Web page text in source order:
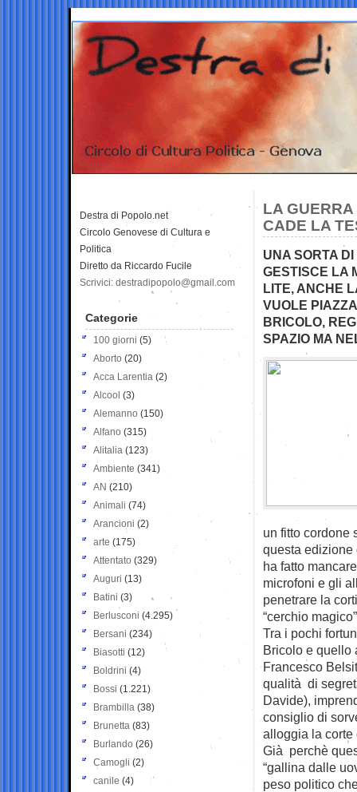
LA
CADE LA
UNA SORTA
GESTISCE LA
LITE, ANCHE
VUOLE
BRICOLO,
SPAZIO MA
un fitto cordone
questa edizione
ha fatto
microfoni e gli
penetrare la
“cerchio
Tra i pochi
Bricolo e quello
Francesco
qualità di
Davide),
consiglio di
alloggia la
Già perchè
“gallina dalle
peso politico
Destra di Popolo.net
Circolo Genovese di Cultura e
Politica
Diretto da Riccardo Fucile
Scrivici: destradipopolo@gmail.com
Categorie
100 giorni (5)
Aborto (20)
Acca Larentia (2)
Alcool (3)
Alemanno (150)
Alfano (315)
Alitalia (123)
Ambiente (341)
AN (210)
Animali (74)
Arancioni (2)
arte (175)
Attentato (329)
Auguri (13)
Batini (3)
Berlusconi (4.295)
Bersani (234)
Biasotti (12)
Boldrini (4)
Bossi (1.221)
Brambilla (38)
Brunetta (83)
Burlando (26)
Camogli (2)
canile (4)